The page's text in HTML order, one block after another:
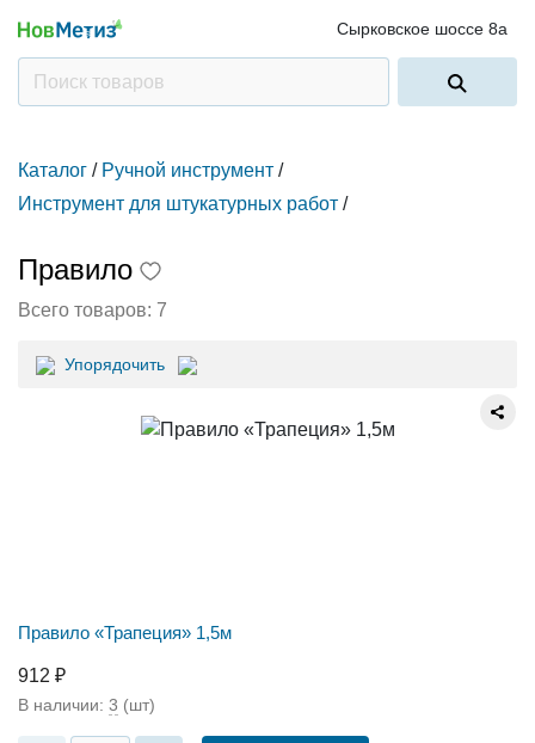
Сырковское шоссе 8а
Каталог / Ручной инструмент /
Инструмент для штукатурных работ /
Правило
Всего товаров: 7
Упорядочить
Правило «Трапеция» 1,5м
912 ₽
В наличии: 3 (шт)